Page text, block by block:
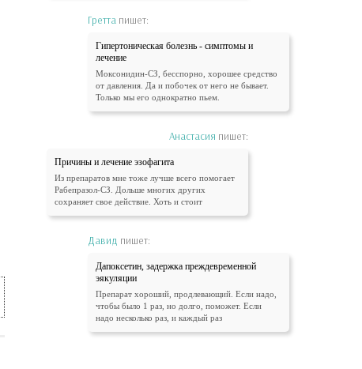
Гретта пишет:
Гипертоническая болезнь - симптомы и
лечение
Моксонидин-СЗ, бесспорно, хорошее средство
от давления. Да и побочек от него не бывает.
Только мы его однократно пьем.
Анастасия пишет:
Причины и лечение эзофагита
Из препаратов мне тоже лучше всего помогает
Рабепразол-СЗ. Дольше многих других
сохраняет свое действие. Хоть и стоит
Давид пишет:
Дапоксетин, задержка преждевременной
эякуляции
Препарат хороший, продлевающий. Если надо,
чтобы было 1 раз, но долго, поможет. Если
надо несколько раз, и каждый раз